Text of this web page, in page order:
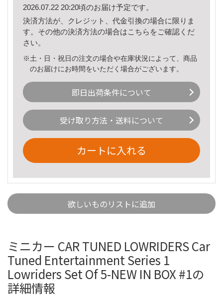
2026.07.22 20:20頃のお届け予定です。
決済方法が、クレジット、代金引換の場合に限りま
す。その他の決済方法の場合はこちら をご確認くだ
さい。
※土・日・祝日の注文の場合や在庫状況によって、商品
のお届けにお時間をいただく場合がございます。
即日出荷条件について
受け取り方法・送料について
カートに入れる
欲しいものリストに追加
ミニカー CAR TUNED LOWRIDERS Car
Tuned Entertainment Series 1
Lowriders Set Of 5-NEW IN BOX #1の
詳細情報